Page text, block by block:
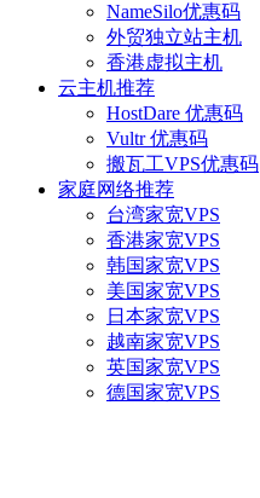
NameSilo优惠码
外贸独立站主机
香港虚拟主机
云主机推荐
HostDare 优惠码
Vultr 优惠码
搬瓦工VPS优惠码
家庭网络推荐
台湾家宽VPS
香港家宽VPS
韩国家宽VPS
美国家宽VPS
日本家宽VPS
越南家宽VPS
英国家宽VPS
德国家宽VPS